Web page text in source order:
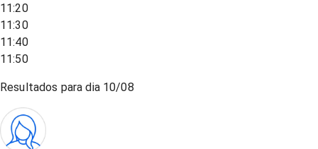
11:20
11:30
11:40
11:50
Resultados para dia 10/08